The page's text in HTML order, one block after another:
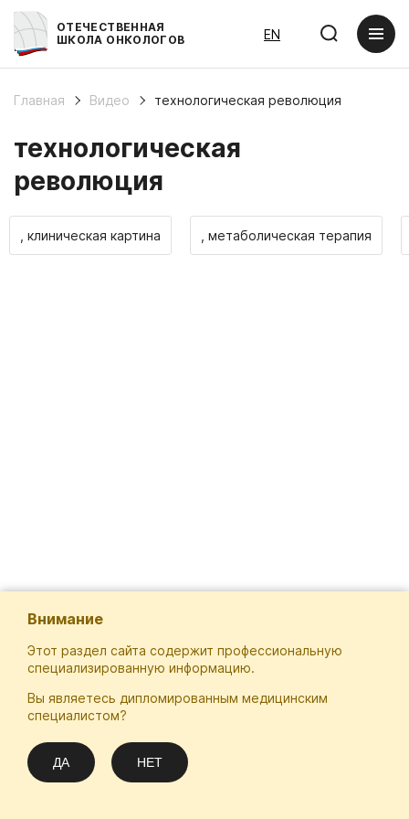
ОТЕЧЕСТВЕННАЯ
ШКОЛА ОНКОЛОГОВ
EN
Главная Видео технологическая революция
технологическая
революция
, клиническая картина , метаболическая терапия
Внимание
Этот раздел сайта содержит профессиональную
специализированную информацию.
Вы являетесь дипломированным медицинским
специалистом?
ДА НЕТ
Отечественная Школа Онкологов
Email
info@practical-oncology.ru